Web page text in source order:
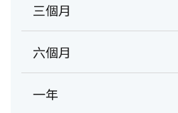
三個月
六個月
一年